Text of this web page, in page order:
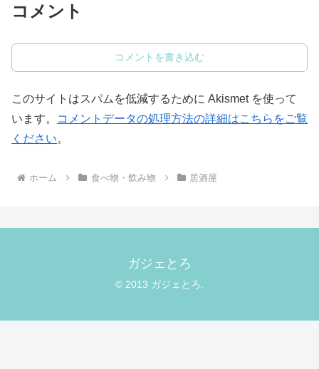
コメント
コメントを書き込む
このサイトはスパムを低減するために Akismet を使って
います。
コメントデータの処理方法の詳細はこちらをご覧
ください。
ホーム 食べ物・飲み物 居酒屋
ガジェとろ
© 2013 ガジェとろ.